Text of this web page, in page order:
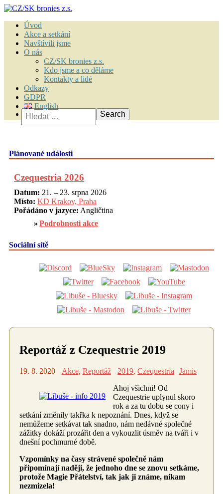
Úvod
Akce a setkání
Navštívili jsme
O nás
CZ/SK bronies z.s.
Kdo jsme a co děláme
Kontakty a lidé
Odkazy
GDPR
English
Vyhledávání
Reportáž z Czequestrie 2019
19. 8. 2020 Akce, Reportáž 2019,Czequestria
Jamis
Ahoj všichni! Od
Czequestrie uplynul skoro
rok a za tu dobu se cony i
setkání změnily takřka k nepoznání. Dnes, když se
nemůžeme setkávat tak snadno, nám nedávné společné
zážitky dokáží prozářit den a vykouzlit úsměv na tváři i v
dnešní pochmurné době.
Vzpomínky na časy strávené společně nám
připomínají naději, že jednoho dne se znovu setkáme,
protože Magie Přátelství, tak jak ji známe, nikam
nezmizela!
Plánované události
Czequestria 2026
Datum: 21. – 23. srpna 2026
Místo: KD Krakov, Praha
Pořádáno v jazyce: Angličtina
Podrobnosti akce
Sociální sítě